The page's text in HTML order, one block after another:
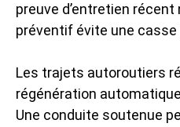
preuve d’entretien récent
préventif évite une
Les trajets autoroutiers
régénération
Une conduite soutenue